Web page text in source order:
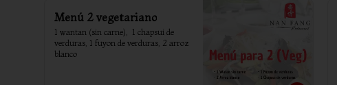
Menú 2 vegetariano
1 wantan (sin carne),  1 chapsui de
verduras, 1 fuyon de verduras, 2 arroz
blanco